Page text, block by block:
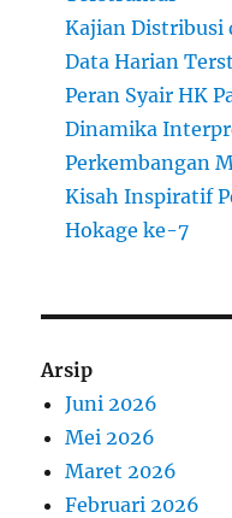
Kajian Distribusi
Data Harian
Peran Syair HK
Dinamika
Perkembangan
Kisah Inspiratif
Hokage ke-7
Arsip
Juni 2026
Mei 2026
Maret 2026
Februari 2026